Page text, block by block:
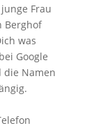
Frau
Berghof
was
Google
die Namen